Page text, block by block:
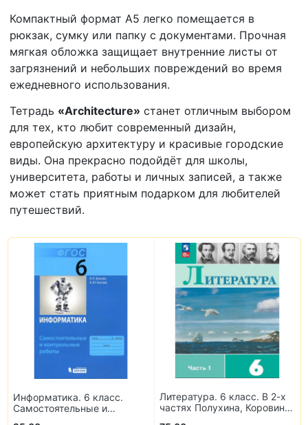
Компактный формат А5 легко помещается в
рюкзак, сумку или папку с документами. Прочная
мягкая обложка защищает внутренние листы от
загрязнений и небольших повреждений во время
ежедневного использования.
Тетрадь «Architecture» станет отличным выбором
для тех, кто любит современный дизайн,
европейскую архитектуру и красивые городские
виды. Она прекрасно подойдёт для школы,
университета, работы и личных записей, а также
может стать приятным подарком для любителей
путешествий.
Информатика. 6 класс.
Самостоятельные и
Литература. 6 класс. В 2-х
частях Полухина, Коровина,